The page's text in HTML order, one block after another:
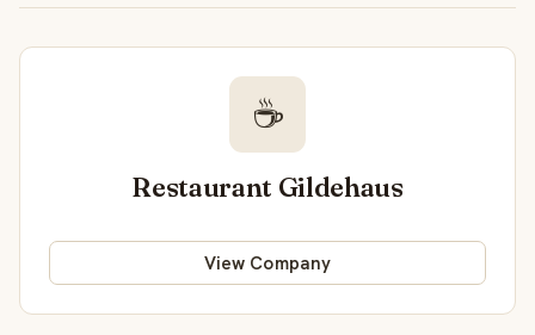
☕
Restaurant Gildehaus
View Company